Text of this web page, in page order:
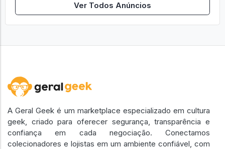
Ver Todos Anúncios
A Geral Geek é um marketplace especializado em cultura
geek, criado para oferecer segurança, transparência e
confiança em cada negociação. Conectamos
colecionadores e lojistas em um ambiente confiável, com